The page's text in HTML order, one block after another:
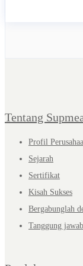
Tentang
Profil
Sejarah
Sertifikat
Kisah Sukses
Bergabunglah
Tanggung